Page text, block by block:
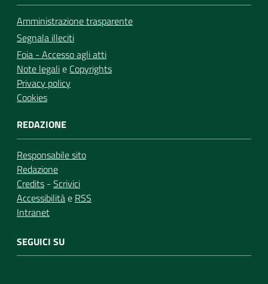
Amministrazione trasparente
Segnala illeciti
Foia - Accesso agli atti
Note legalie Copyrights
Privacy policy
Cookies
REDAZIONE
Responsabile sito
Redazione
Credits - Scrivici
Accessibilitàe RSS
Intranet
SEGUICI SU